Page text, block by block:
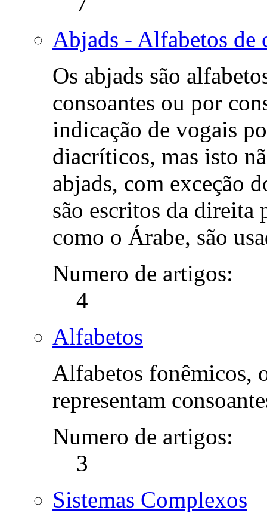
Abjads - Alfabetos de
Os abjads são
consoantes ou por
indicação de vogais
diacríticos, mas isto
abjads, com exceção
são escritos da direita
como o Árabe, são
Numero de artigos:
4
Alfabetos
Alfabetos fonêmicos,
representam
Numero de artigos:
3
Sistemas Complexos